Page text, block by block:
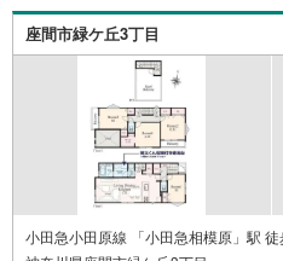
◆大きな金額を長期間で
0.1％変わるだけで、支
取引の多い弊社は金融機
しておりますので、お
紹介させて頂きます。
座間市緑ケ丘3丁目
小田急小田原線 「小田急相模原」駅